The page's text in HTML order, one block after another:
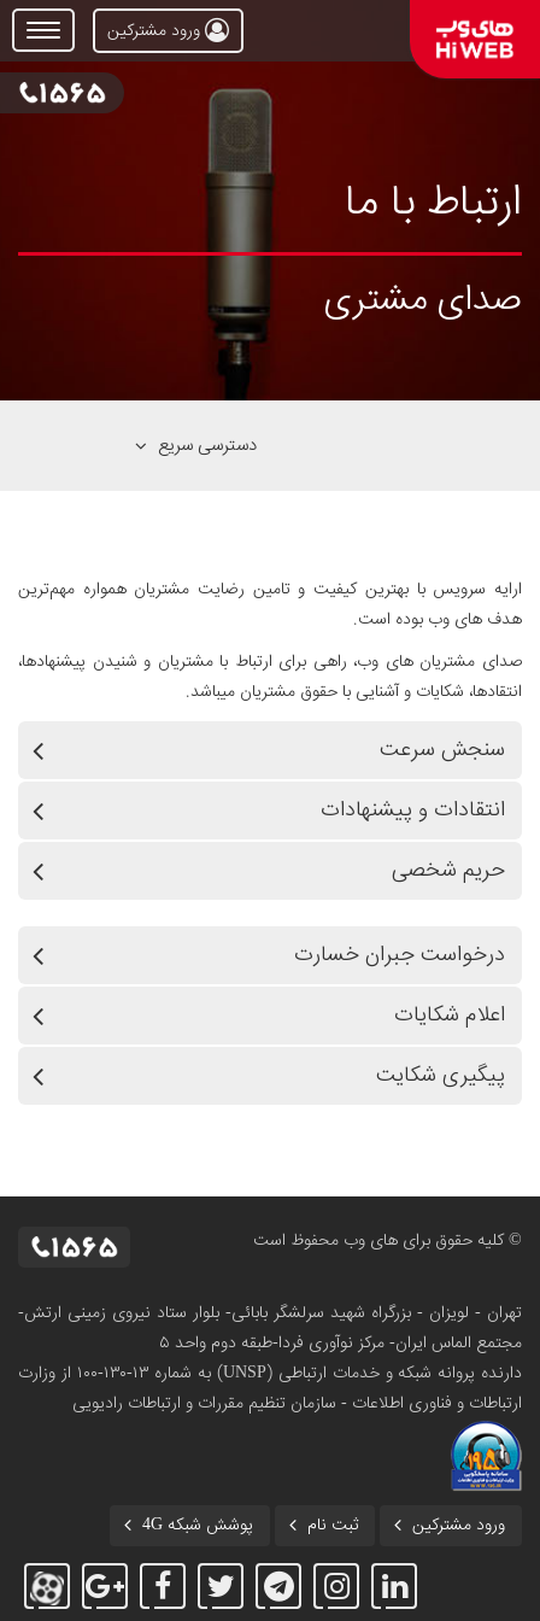
Open
Menu
ورود مشترکین
ارتباط با ما
صدای مشتری
دسترسی سریع
ارایه سرویس با بهترین کیفیت و تامین رضایت مشتریان همواره مهم‌ترین
هدف های وب بوده است.
صدای مشتریان های وب، راهی برای ارتباط با مشتریان و شنیدن پیشنهادها،
انتقادها، شکایات و آشنایی با حقوق مشتریان میباشد.
سنجش سرعت
انتقادات و پیشنهادات
حریم شخصی
درخواست جبران خسارت
اعلام شکایات
پیگیری شکایت
© کلیه حقوق برای های وب محفوظ است
تهران - لویزان - بزرگراه شهید سرلشگر بابائی- بلوار ستاد نیروی زمینی ارتش-
مجتمع الماس ایران- مرکز نوآوری فردا-طبقه دوم واحد ۵
دارنده پروانه شبکه و خدمات ارتباطی (UNSP) به شماره ۱۳-۱۳۰-۱۰۰
از وزارت
ارتباطات و فناوری اطلاعات - سازمان تنظیم مقررات و ارتباطات رادیویی
ورود مشترکین ثبت نام پوشش شبکه 4G